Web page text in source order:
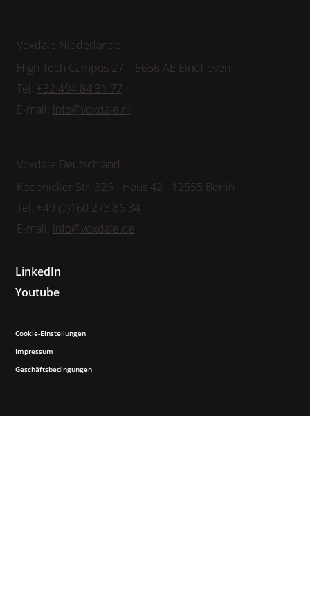
Voxdale Niederlande
High Tech Campus 27 – 5656 AE Eindhoven
Tel: +32 494 84 31 77
E-mail: info@voxdale.nl
Voxdale Deutschland
Köpenicker Str. 325 - Haus 42 - 12555 Berlin
Tel: +49 (0)160 273 86 34
E-mail: info@voxdale.de
Impressum
Cookie-Einstellungen
Geschäftsbedingungen
LinkedIn
Youtube